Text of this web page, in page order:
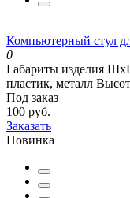
Компьютерный стул
0
Габариты изделия
пластик, металл
Под заказ
100 руб.
Заказать
Новинка